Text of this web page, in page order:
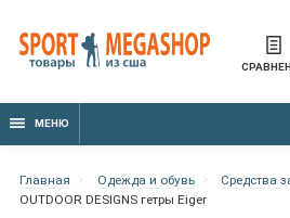
МЕНЮ
Главная Одежда и обувь Средства
OUTDOOR DESIGNS гетры Eiger